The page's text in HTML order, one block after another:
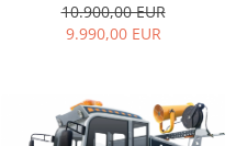
10.900,00 EUR
9.990,00 EUR